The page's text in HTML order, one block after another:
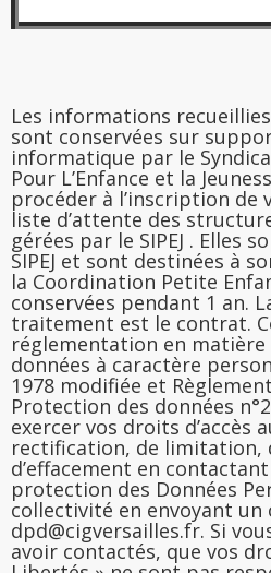
Les informations
sont conservées sur
informatique par le
Pour L’Enfance et la
procéder à l’inscription de
liste d’attente des
gérées par le SIPEJ . Elles
SIPEJ et sont destinées à
la Coordination Petite
conservées pendant 1 an.
traitement est le contrat.
réglementation en
données à caractère
1978 modifiée et
Protection des données
exercer vos droits d’accès
rectification, de limitation,
d’effacement en
protection des Données
collectivité en envoyant un
dpd@cigversailles.fr. Si
avoir contactés, que vos